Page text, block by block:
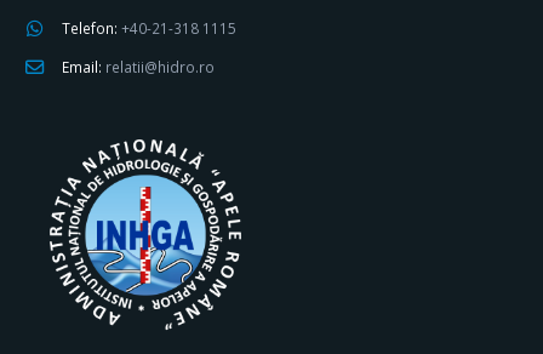
Telefon: +40-21-318 1115
Email: relatii@hidro.ro